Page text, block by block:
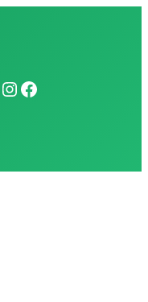
Instagram
Facebook